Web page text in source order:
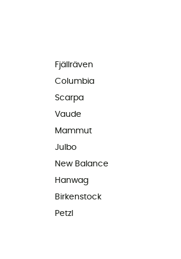
Fjällräven
Columbia
Scarpa
Vaude
Mammut
Julbo
New Balance
Hanwag
Birkenstock
Petzl